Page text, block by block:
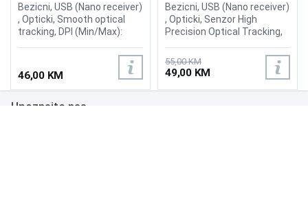
Bezicni, USB (Nano receiver)
, Opticki, Smooth optical
tracking, DPI (Min/Max):
10m, Connect / Power: Yes,
on/off switch, Scroll Wheel:
Yes
46,00 KM
Bezicni, USB (Nano receiver)
, Opticki, Senzor High
Precision Optical Tracking,
Domet: 10m, Connect /
Power: Yes, on/off switch,
Scroll Wheel: Yes
55,00 KM
49,00 KM
Upoznajte nas